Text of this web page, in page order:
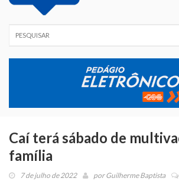
Caí terá sábado de
família
7 de julho de 2022 porGuilherme Baptista